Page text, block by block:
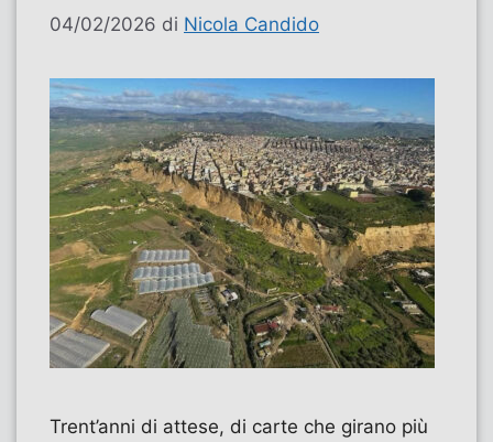
04/02/2026 di Nicola Candido
Trent’anni di attese, di carte che girano più